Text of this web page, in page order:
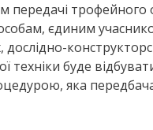
трофейного
єдиним
буде
яка